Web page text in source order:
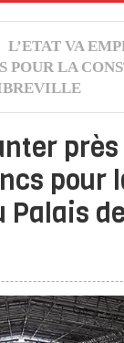
L’ETAT VA
POUR LA
près
pour